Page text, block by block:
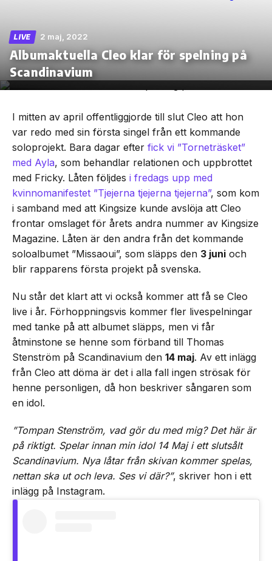
Skip
the
LIVE 2 maj, 2022
Albumaktuella Cleo klar för spelning på
Scandinavium
I mitten av april offentliggjorde till slut Cleo att hon
var redo med sin första singel från ett kommande
soloprojekt. Bara dagar efter fick vi ”Torneträsket”
med Ayla, som behandlar relationen och uppbrottet
med Fricky. Låten följdes i fredags upp med
kvinnomanifestet ”Tjejerna tjejerna tjejerna”, som kom
i samband med att Kingsize kunde avslöja att Cleo
frontar omslaget för årets andra nummer av Kingsize
Magazine. Låten är den andra från det kommande
soloalbumet ”Missaoui”, som släpps den 3 juni och
blir rapparens första projekt på svenska.
Nu står det klart att vi också kommer att få se Cleo
live i år. Förhoppningsvis kommer fler livespelningar
med tanke på att albumet släpps, men vi får
åtminstone se henne som förband till Thomas
Stenström på Scandinavium den 14 maj. Av ett inlägg
från Cleo att döma är det i alla fall ingen strösak för
henne personligen, då hon beskriver sångaren som
en idol.
”Tompan Stenström, vad gör du med mig? Det här är
på riktigt. Spelar innan min idol 14 Maj i ett slutsålt
Scandinavium. Nya låtar från skivan kommer spelas,
nettan ska ut och leva. Ses vi där?”, skriver hon i ett
inlägg på Instagram.